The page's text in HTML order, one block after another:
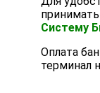
Систему
Оплата
терминал